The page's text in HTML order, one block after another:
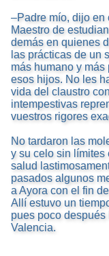
–Padre mío, dijo en
Maestro de
demás en quienes
las prácticas de un
más humano y más
esos hijos. No les
vida del claustro
intempestivas
vuestros rigores
No tardaron las
y su celo sin límites
salud
pasados algunos
a Ayora con el fin
Allí estuvo un
pues poco
Valencia.